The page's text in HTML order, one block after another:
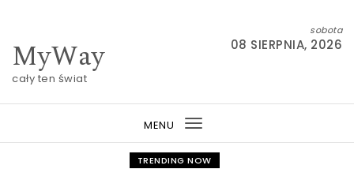
MyWay
cały ten świat
sobota
08 SIERPNIA, 2026
MENU
Toggle
navigation
TRENDING NOW